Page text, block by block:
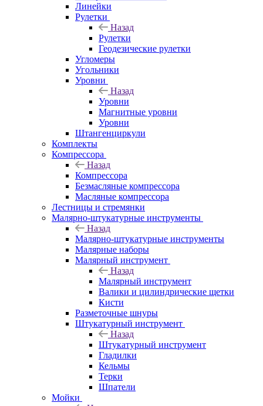
Линейки
Рулетки
Назад
Рулетки
Геодезические рулетки
Угломеры
Угольники
Уровни
Назад
Уровни
Магнитные уровни
Уровни
Штангенциркули
Комплекты
Компрессора
Назад
Компрессора
Безмасляные компрессора
Масляные компрессора
Лестницы и стремянки
Малярно-штукатурные инструменты
Назад
Малярно-штукатурные инструменты
Малярные наборы
Малярный инструмент
Назад
Малярный инструмент
Валики и цилиндрические щетки
Кисти
Разметочные шнуры
Штукатурный инструмент
Назад
Штукатурный инструмент
Гладилки
Кельмы
Терки
Шпатели
Мойки